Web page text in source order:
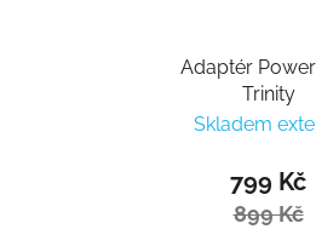
Adaptér
Trinity
Skladem
799 Kč
899 Kč